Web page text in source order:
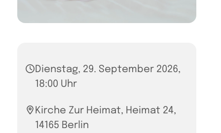
Dienstag, 29. September 2026,
18:00 Uhr
Kirche Zur Heimat, Heimat 24,
14165 Berlin